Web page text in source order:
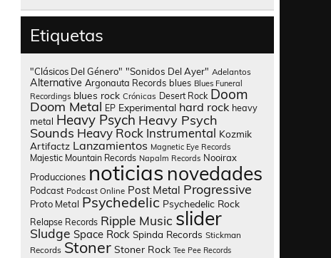
Etiquetas
"Clásicos Del Género" "Sonidos Del Ayer" Adelantos
Alternative Argonauta Records blues Blues Funeral
Recordings blues rock Crónicas Desert Rock Doom
Doom Metal EP Experimental hard rock heavy
metal Heavy Psych Heavy Psych
Sounds Heavy Rock Instrumental Kozmik
Artifactz Lanzamientos Magnetic Eye Records
Majestic Mountain Records Napalm Records Nooirax
Producciones noticias novedades
Podcast Podcast Online Post Metal Progressive
Proto Metal Psychedelic Psychedelic Rock
Relapse Records Ripple Music slider
Sludge Space Rock Spinda Records Stickman
Records Stoner Stoner Rock Tee Pee Records